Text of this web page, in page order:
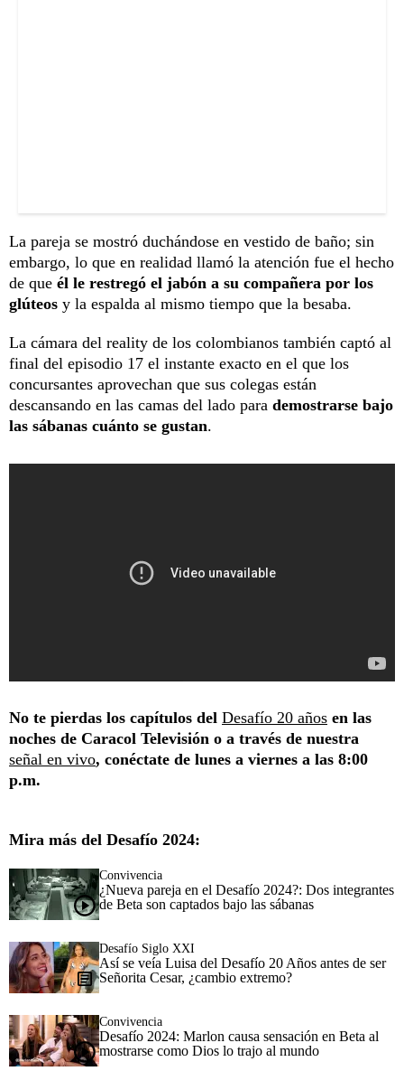
La pareja se mostró duchándose en vestido de baño; sin
embargo, lo que en realidad llamó la atención fue el hecho
de que él le restregó el jabón a su compañera por los
glúteos y la espalda al mismo tiempo que la besaba.
La cámara del reality de los colombianos también captó al
final del episodio 17 el instante exacto en el que los
concursantes aprovechan que sus colegas están
descansando en las camas del lado para demostrarse bajo
las sábanas cuánto se gustan.
No te pierdas los capítulos del Desafío 20 años en las
noches de Caracol Televisión o a través de nuestra
señal en vivo, conéctate de lunes a viernes a las 8:00
p.m.
Mira más del Desafío 2024:
Convivencia
¿Nueva pareja en el Desafío 2024?: Dos integrantes
de Beta son captados bajo las sábanas
Desafío Siglo XXI
Así se veía Luisa del Desafío 20 Años antes de ser
Señorita Cesar, ¿cambio extremo?
Convivencia
Desafío 2024: Marlon causa sensación en Beta al
mostrarse como Dios lo trajo al mundo